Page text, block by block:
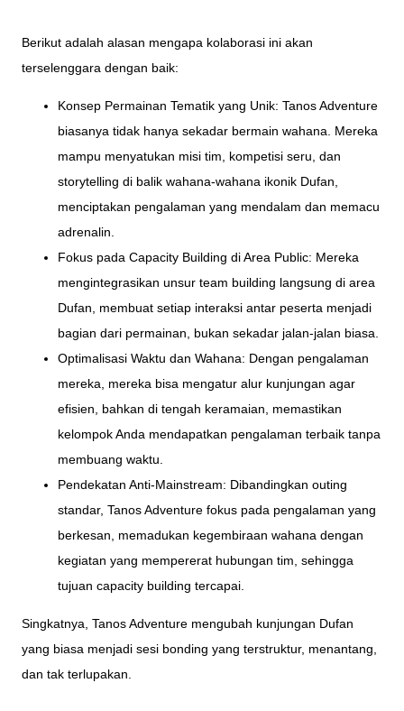
Berikut adalah alasan mengapa kolaborasi ini akan
terselenggara dengan baik:
Konsep Permainan Tematik yang Unik: Tanos Adventure
biasanya tidak hanya sekadar bermain wahana. Mereka
mampu menyatukan misi tim, kompetisi seru, dan
storytelling di balik wahana-wahana ikonik Dufan,
menciptakan pengalaman yang mendalam dan memacu
adrenalin.
Fokus pada Capacity Building di Area Public: Mereka
mengintegrasikan unsur team building langsung di area
Dufan, membuat setiap interaksi antar peserta menjadi
bagian dari permainan, bukan sekadar jalan-jalan biasa.
Optimalisasi Waktu dan Wahana: Dengan pengalaman
mereka, mereka bisa mengatur alur kunjungan agar
efisien, bahkan di tengah keramaian, memastikan
kelompok Anda mendapatkan pengalaman terbaik tanpa
membuang waktu.
Pendekatan Anti-Mainstream: Dibandingkan outing
standar, Tanos Adventure fokus pada pengalaman yang
berkesan, memadukan kegembiraan wahana dengan
kegiatan yang mempererat hubungan tim, sehingga
tujuan capacity building tercapai.
Singkatnya, Tanos Adventure mengubah kunjungan Dufan
yang biasa menjadi sesi bonding yang terstruktur, menantang,
dan tak terlupakan.